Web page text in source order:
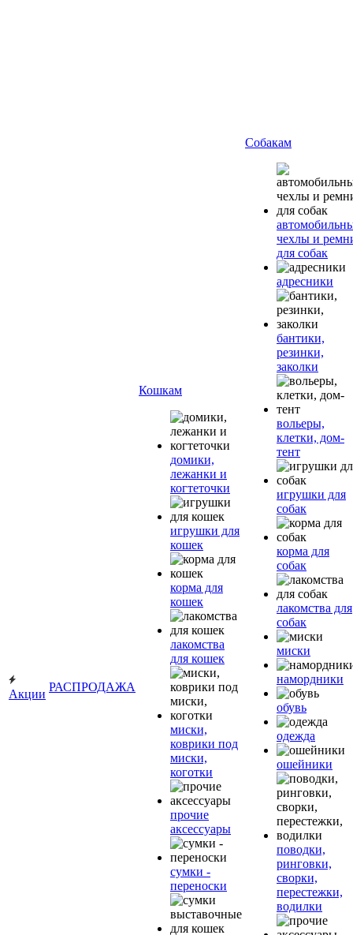
Акции
РАСПРОДАЖА
Кошкам
домики,
лежанки и
когтеточки
игрушки для
кошек
корма для
кошек
лакомства
для кошек
миски,
коврики под
миски,
коготки
прочие
аксессуары
сумки -
переноски
Собакам
чехлы и
для собак
адресники
бантики,
резинки,
заколки
вольеры,
клетки, дом-
тент
игрушки для
собак
корма для
собак
лакомства для
собак
миски
намордники
обувь
одежда
ошейники
поводки,
ринговки,
сворки,
перестежки,
водилки